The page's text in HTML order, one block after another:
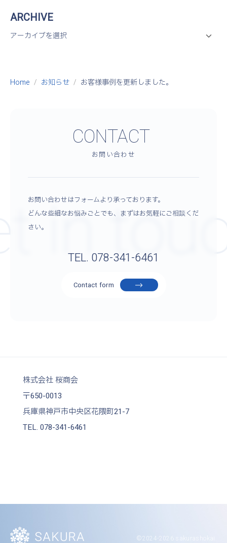
ARCHIVE
Home お知らせ お客様事例を更新しました。
in
CONTACT
お問い合わせ
お問い合わせはフォームより承っております。
どんな些細なお悩みごとでも、まずはお気軽にご相談くだ
さい。
TEL. 078-341-6461
Contact form
株式会社 桜商会
〒650-0013
兵庫県神戸市中央区花隈町21-7
TEL. 078-341-6461
©2024-2026 sakurashokai.